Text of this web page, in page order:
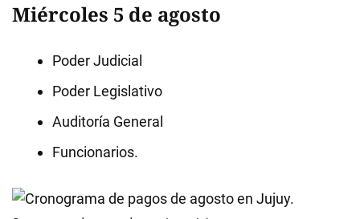
Miércoles 5 de agosto
Poder Judicial
Poder Legislativo
Auditoría General
Funcionarios.